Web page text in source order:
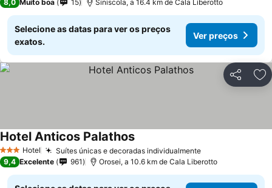
8,0 Muito boa 15 Siniscola, a 16.4 km de Cala Liberotto
Selecione as datas para ver os preços
exatos.
Ver preços
Partilhar
3 EstrelasHotel Suítes únicas e decoradas individualmente
Hotel Anticos Palathos
9,4 Excelente 961 Orosei, a 10.6 km de Cala Liberotto